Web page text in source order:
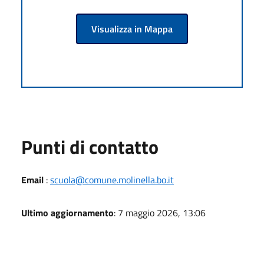
Visualizza in Mappa
Punti di contatto
Email :scuola@comune.molinella.bo.it
Ultimo aggiornamento: 7 maggio 2026, 13:06